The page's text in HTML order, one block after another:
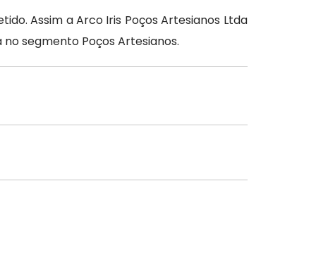
Assim a Arco Iris Poços Artesianos Ltda
segmento Poços Artesianos.